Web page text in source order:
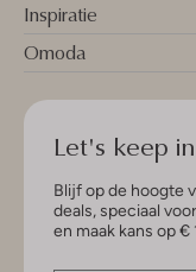
Inspiratie
Omoda
Let's keep
Blijf op de hoogte
deals, speciaal
en maak kans op